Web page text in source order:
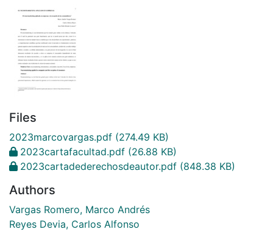
Files
2023marcovargas.pdf (274.49 KB)
2023cartafacultad.pdf (26.88 KB)
2023cartadederechosdeautor.pdf (848.38 KB)
Authors
Vargas Romero, Marco Andrés
Reyes Devia, Carlos Alfonso